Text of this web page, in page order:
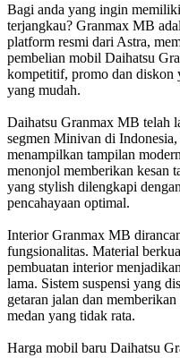
Bagi anda yang ingin
terjangkau? Granmax MB
platform resmi dari Astra,
pembelian mobil Daihatsu
kompetitif, promo dan diskon
yang mudah.
Daihatsu Granmax MB telah
segmen Minivan di
menampilkan tampilan
menonjol memberikan kesan
yang stylish dilengkapi
pencahayaan optimal.
Interior Granmax MB
fungsionalitas. Material
pembuatan interior
lama. Sistem suspensi yang
getaran jalan dan
medan yang tidak rata.
Harga mobil baru Daihatsu